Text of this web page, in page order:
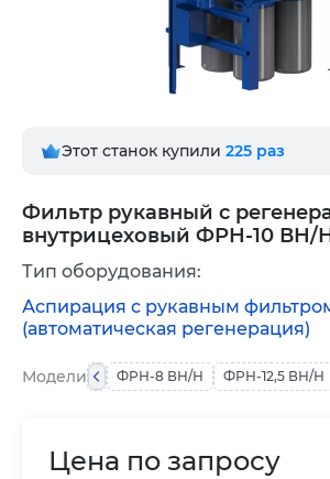
Фильтр рукавный с
внутрицеховый ФРН-10 ВН/
Этот станок купили 225 раз
Цена по запросу
Модели ФРН-8 ВН/Н ФРН-12,5 ВН/Н
Тип оборудования:
Аспирация с рукавным
(автоматическая регенерация)